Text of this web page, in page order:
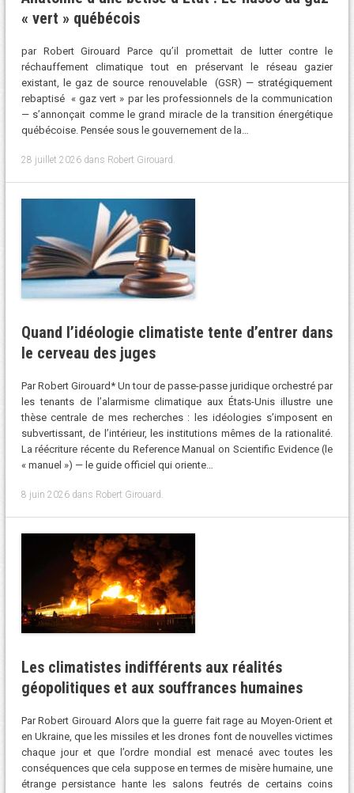
« vert » québécois
par Robert Girouard Parce qu’il promettait de lutter contre le
réchauffement climatique tout en préservant le réseau gazier
existant, le gaz de source renouvelable (GSR) — stratégiquement
rebaptisé « gaz vert » par les professionnels de la communication
— s’annonçait comme le grand miracle de la transition énergétique
québécoise. Pensée sous le gouvernement de la…
28 juillet 2026dans Robert Girouard
Quand l’idéologie climatiste tente d’entrer dans
le cerveau des juges
Par Robert Girouard* Un tour de passe-passe juridique orchestré par
les tenants de l’alarmisme climatique aux États-Unis illustre une
thèse centrale de mes recherches : les idéologies s’imposent en
subvertissant, de l’intérieur, les institutions mêmes de la rationalité.
La réécriture récente du Reference Manual on Scientific Evidence (le
« manuel ») — le guide officiel qui oriente…
8 juin 2026dans Robert Girouard
Les climatistes indifférents aux réalités
géopolitiques et aux souffrances humaines
Par Robert Girouard Alors que la guerre fait rage au Moyen-Orient et
en Ukraine, que les missiles et les drones font de nouvelles victimes
chaque jour et que l’ordre mondial est menacé avec toutes les
conséquences que cela suppose en termes de misère humaine, une
étrange persistance hante les salons feutrés de certains coins